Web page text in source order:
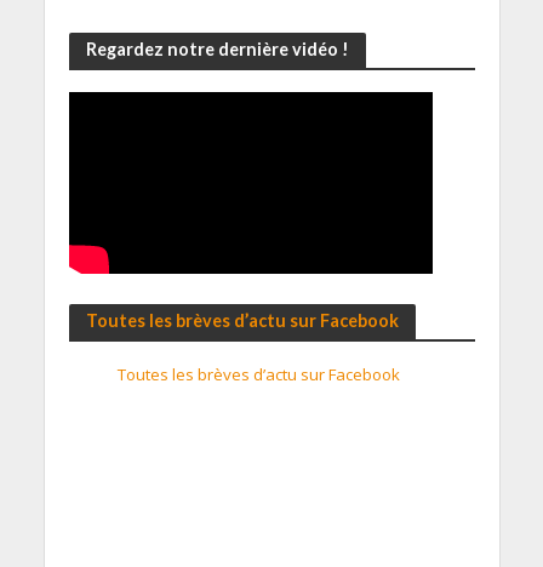
Regardez notre dernière vidéo !
Toutes les brèves d’actu sur Facebook
Toutes les brèves d’actu sur Facebook